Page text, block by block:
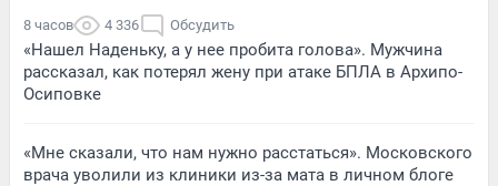
8 часов 4 336 Обсудить
«Нашел Наденьку, а у нее пробита голова». Мужчина
рассказал, как потерял жену при атаке БПЛА в Архипо-
Осиповке
«Мне сказали, что нам нужно расстаться». Московского
врача уволили из клиники из-за мата в личном блоге